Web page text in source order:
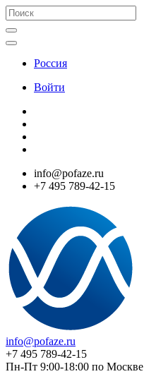
Россия
Войти
info@pofaze.ru
+7 495 789-42-15
info@pofaze.ru
+7 495 789-42-15
Пн-Пт 9:00-18:00 по Москве